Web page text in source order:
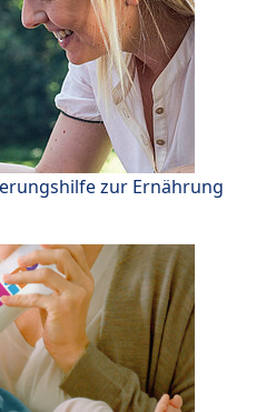
zur Ernährung